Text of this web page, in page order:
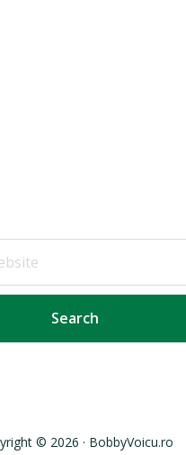
© 2026 · BobbyVoicu.ro